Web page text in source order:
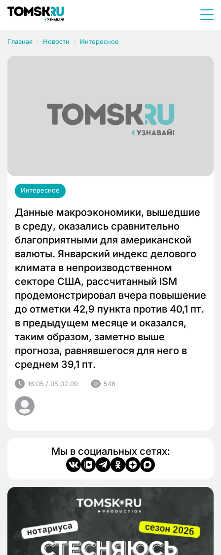
Главная Новости Интересное
Интересное
Данные макроэкономики, вышедшие
в среду, оказались сравнительно
благоприятными для американской
валюты. Январский индекс делового
климата в непроизводственном
секторе США, рассчитанный ISM
продемонстрировал вчера повышение
до отметки 42,9 пункта против 40,1 пт.
в предыдущем месяце и оказался,
таким образом, заметно выше
прогноза, равнявшегося для него в
среднем 39,1 пт.
16:05 / 05.02.09 546
Мы в социальных сетях: